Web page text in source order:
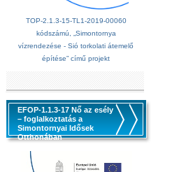
TOP-2.1.3-15-TL1-2019-00060
kódszámú, „Simontornya
vízrendezése - Sió torkolati átemelő
építése” című projekt
EFOP-1.1.3-17 Nő az esély
– foglalkoztatás a
Simontornyai Idősek
Otthonában